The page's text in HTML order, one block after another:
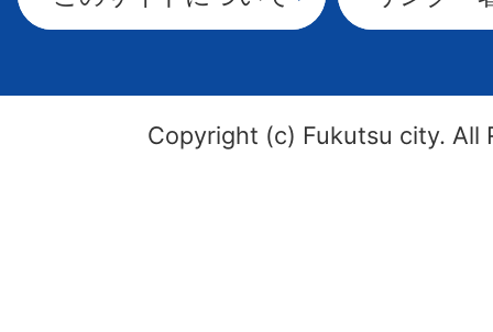
Copyright (c) Fukutsu city. All